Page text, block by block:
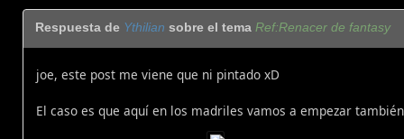
Respuesta de Ythilian sobre el tema Ref:Renacer de fantasy
joe, este post me viene que ni pintado xD
El caso es que aquí en los madriles vamos a empezar